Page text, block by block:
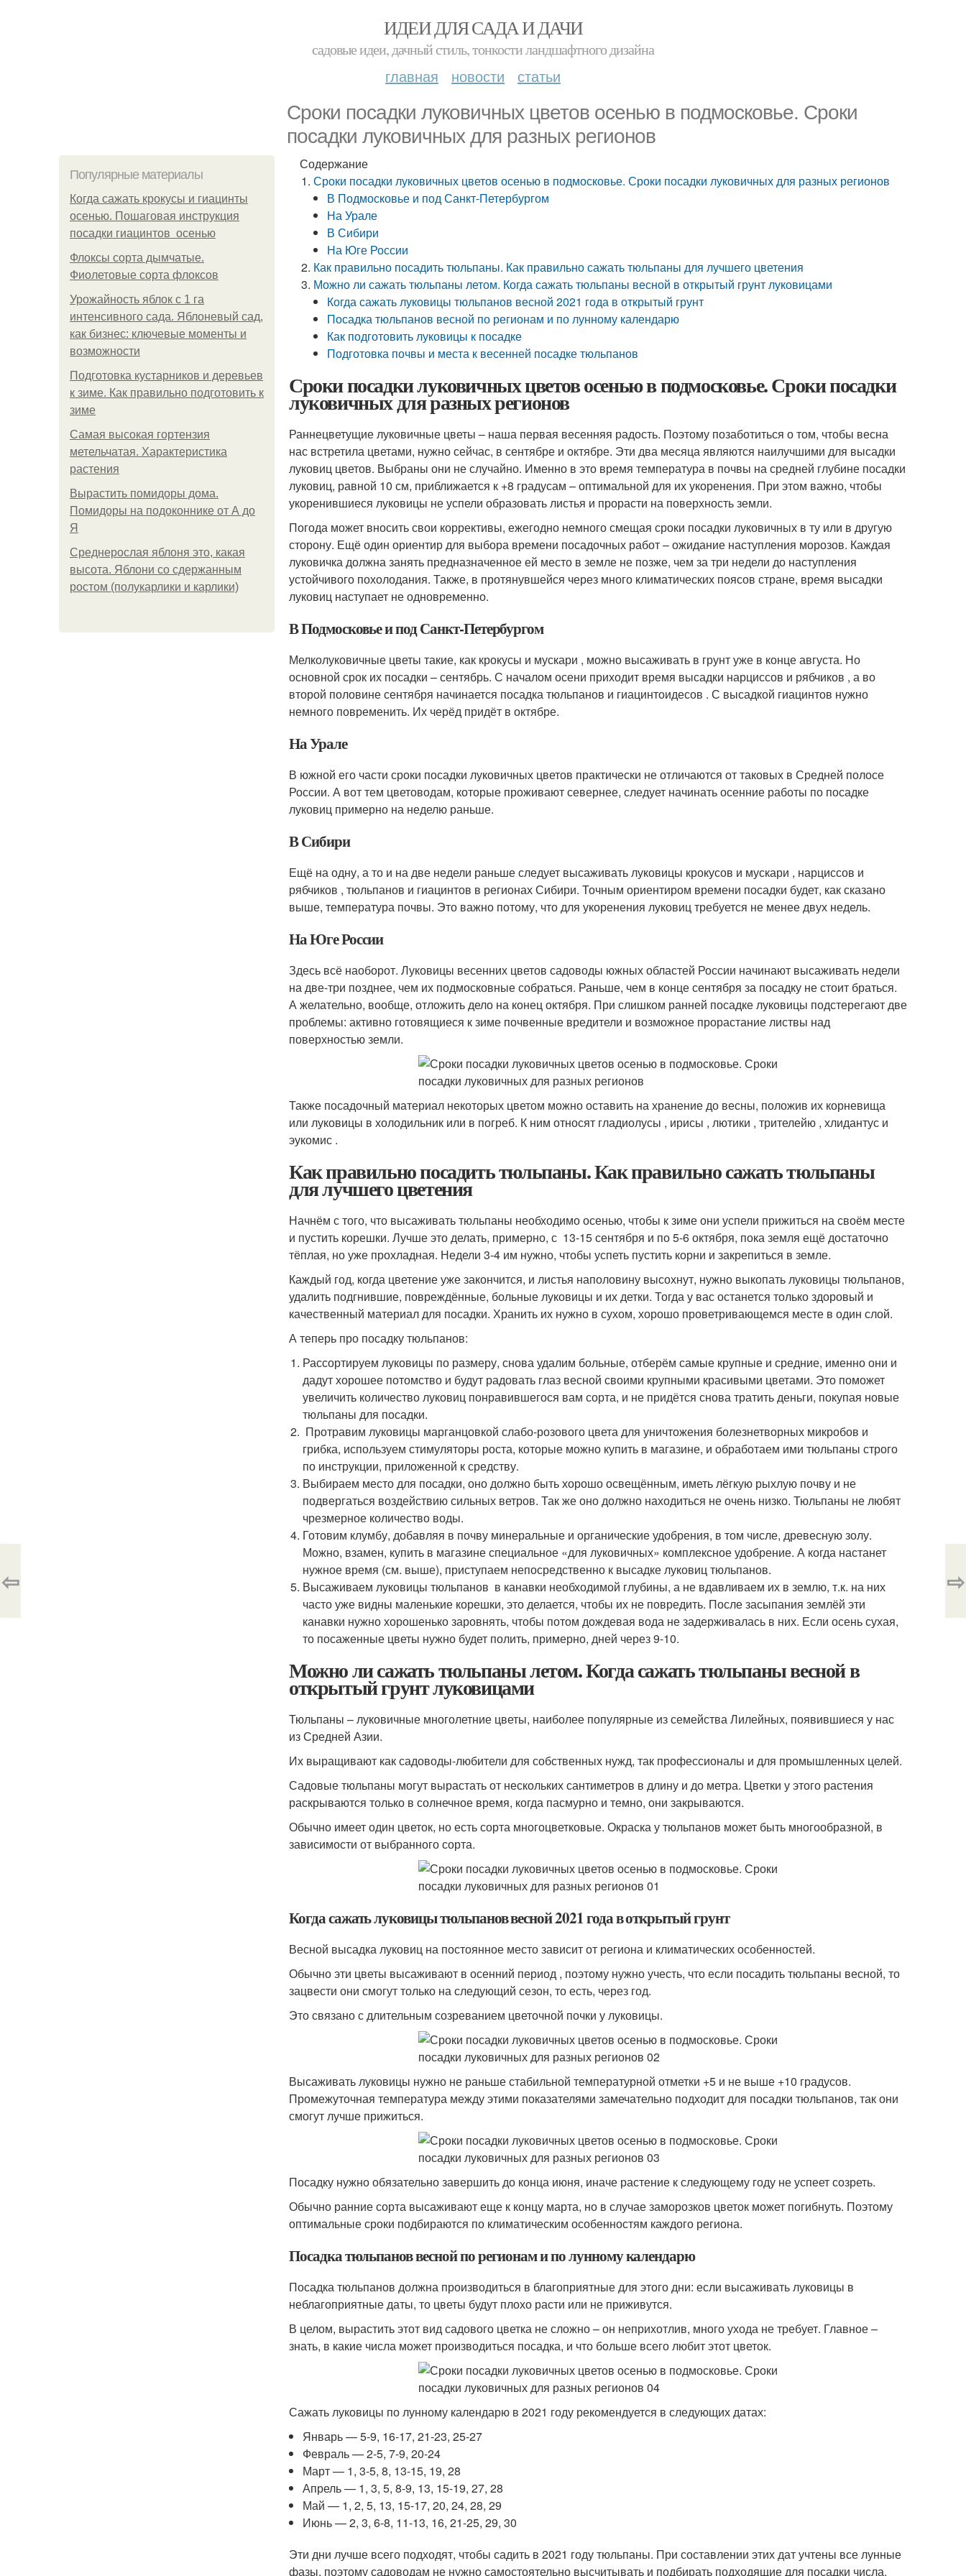
ИДЕИ ДЛЯ САДА И ДАЧИ
садовые идеи, дачный стиль, тонкости ландшафтного дизайна
главная новости статьи
Сроки посадки луковичных цветов осенью в подмосковье. Сроки
посадки луковичных для разных регионов
Популярные материалы
Когда сажать крокусы и гиацинты
осенью. Пошаговая инструкция
посадки гиацинтов осенью
Флоксы сорта дымчатые.
Фиолетовые сорта флоксов
Урожайность яблок с 1 га
интенсивного сада. Яблоневый сад,
как бизнес: ключевые моменты и
возможности
Подготовка кустарников и деревьев
к зиме. Как правильно подготовить к
зиме
Самая высокая гортензия
метельчатая. Характеристика
растения
Вырастить помидоры дома.
Помидоры на подоконнике от А до
Я
Среднерослая яблоня это, какая
высота. Яблони со сдержанным
ростом (полукарлики и карлики)
Содержание
Сроки посадки луковичных цветов осенью в подмосковье. Сроки посадки луковичных для разных регионов
В Подмосковье и под Санкт-Петербургом
На Урале
В Сибири
На Юге России
Как правильно посадить тюльпаны. Как правильно сажать тюльпаны для лучшего цветения
Можно ли сажать тюльпаны летом. Когда сажать тюльпаны весной в открытый грунт луковицами
Когда сажать луковицы тюльпанов весной 2021 года в открытый грунт
Посадка тюльпанов весной по регионам и по лунному календарю
Как подготовить луковицы к посадке
Подготовка почвы и места к весенней посадке тюльпанов
Сроки посадки луковичных цветов осенью в подмосковье. Сроки посадки
луковичных для разных регионов
Раннецветущие луковичные цветы – наша первая весенняя радость. Поэтому позаботиться о том, чтобы весна
нас встретила цветами, нужно сейчас, в сентябре и октябре. Эти два месяца являются наилучшими для высадки
луковиц цветов. Выбраны они не случайно. Именно в это время температура в почвы на средней глубине посадки
луковиц, равной 10 см, приближается к +8 градусам – оптимальной для их укоренения. При этом важно, чтобы
укоренившиеся луковицы не успели образовать листья и прорасти на поверхность земли.
Погода может вносить свои коррективы, ежегодно немного смещая сроки посадки луковичных в ту или в другую
сторону. Ещё один ориентир для выбора времени посадочных работ – ожидание наступления морозов. Каждая
луковичка должна занять предназначенное ей место в земле не позже, чем за три недели до наступления
устойчивого похолодания. Также, в протянувшейся через много климатических поясов стране, время высадки
луковиц наступает не одновременно.
В Подмосковье и под Санкт-Петербургом
Мелколуковичные цветы такие, как крокусы и мускари , можно высаживать в грунт уже в конце августа. Но
основной срок их посадки – сентябрь. С началом осени приходит время высадки нарциссов и рябчиков , а во
второй половине сентября начинается посадка тюльпанов и гиацинтоидесов . С высадкой гиацинтов нужно
немного повременить. Их черёд придёт в октябре.
На Урале
В южной его части сроки посадки луковичных цветов практически не отличаются от таковых в Средней полосе
России. А вот тем цветоводам, которые проживают севернее, следует начинать осенние работы по посадке
луковиц примерно на неделю раньше.
В Сибири
Ещё на одну, а то и на две недели раньше следует высаживать луковицы крокусов и мускари , нарциссов и
рябчиков , тюльпанов и гиацинтов в регионах Сибири. Точным ориентиром времени посадки будет, как сказано
выше, температура почвы. Это важно потому, что для укоренения луковиц требуется не менее двух недель.
На Юге России
Здесь всё наоборот. Луковицы весенних цветов садоводы южных областей России начинают высаживать недели
на две-три позднее, чем их подмосковные собраться. Раньше, чем в конце сентября за посадку не стоит браться.
А желательно, вообще, отложить дело на конец октября. При слишком ранней посадке луковицы подстерегают две
проблемы: активно готовящиеся к зиме почвенные вредители и возможное прорастание листвы над
поверхностью земли.
Также посадочный материал некоторых цветом можно оставить на хранение до весны, положив их корневища
или луковицы в холодильник или в погреб. К ним относят гладиолусы , ирисы , лютики , трителейю , хлидантус и
эукомис .
Как правильно посадить тюльпаны. Как правильно сажать тюльпаны
для лучшего цветения
Начнём с того, что высаживать тюльпаны необходимо осенью, чтобы к зиме они успели прижиться на своём месте
и пустить корешки. Лучше это делать, примерно, с 13-15 сентября и по 5-6 октября, пока земля ещё достаточно
тёплая, но уже прохладная. Недели 3-4 им нужно, чтобы успеть пустить корни и закрепиться в земле.
Каждый год, когда цветение уже закончится, и листья наполовину высохнут, нужно выкопать луковицы тюльпанов,
удалить подгнившие, повреждённые, больные луковицы и их детки. Тогда у вас останется только здоровый и
качественный материал для посадки. Хранить их нужно в сухом, хорошо проветривающемся месте в один слой.
А теперь про посадку тюльпанов:
Рассортируем луковицы по размеру, снова удалим больные, отберём самые крупные и средние, именно они и
дадут хорошее потомство и будут радовать глаз весной своими крупными красивыми цветами. Это поможет
увеличить количество луковиц понравившегося вам сорта, и не придётся снова тратить деньги, покупая новые
тюльпаны для посадки.
Протравим луковицы марганцовкой слабо-розового цвета для уничтожения болезнетворных микробов и
грибка, используем стимуляторы роста, которые можно купить в магазине, и обработаем ими тюльпаны строго
по инструкции, приложенной к средству.
Выбираем место для посадки, оно должно быть хорошо освещённым, иметь лёгкую рыхлую почву и не
подвергаться воздействию сильных ветров. Так же оно должно находиться не очень низко. Тюльпаны не любят
чрезмерное количество воды.
Готовим клумбу, добавляя в почву минеральные и органические удобрения, в том числе, древесную золу.
Можно, взамен, купить в магазине специальное «для луковичных» комплексное удобрение. А когда настанет
нужное время (см. выше), приступаем непосредственно к высадке луковиц тюльпанов.
Высаживаем луковицы тюльпанов в канавки необходимой глубины, а не вдавливаем их в землю, т.к. на них
часто уже видны маленькие корешки, это делается, чтобы их не повредить. После засыпания землёй эти
канавки нужно хорошенько заровнять, чтобы потом дождевая вода не задерживалась в них. Если осень сухая,
то посаженные цветы нужно будет полить, примерно, дней через 9-10.
Можно ли сажать тюльпаны летом. Когда сажать тюльпаны весной в
открытый грунт луковицами
Тюльпаны – луковичные многолетние цветы, наиболее популярные из семейства Лилейных, появившиеся у нас
из Средней Азии.
Их выращивают как садоводы-любители для собственных нужд, так профессионалы и для промышленных целей.
Садовые тюльпаны могут вырастать от нескольких сантиметров в длину и до метра. Цветки у этого растения
раскрываются только в солнечное время, когда пасмурно и темно, они закрываются.
Обычно имеет один цветок, но есть сорта многоцветковые. Окраска у тюльпанов может быть многообразной, в
зависимости от выбранного сорта.
Когда сажать луковицы тюльпанов весной 2021 года в открытый грунт
Весной высадка луковиц на постоянное место зависит от региона и климатических особенностей.
Обычно эти цветы высаживают в осенний период , поэтому нужно учесть, что если посадить тюльпаны весной, то
зацвести они смогут только на следующий сезон, то есть, через год.
Это связано с длительным созреванием цветочной почки у луковицы.
Высаживать луковицы нужно не раньше стабильной температурной отметки +5 и не выше +10 градусов.
Промежуточная температура между этими показателями замечательно подходит для посадки тюльпанов, так они
смогут лучше прижиться.
Посадку нужно обязательно завершить до конца июня, иначе растение к следующему году не успеет созреть.
Обычно ранние сорта высаживают еще к концу марта, но в случае заморозков цветок может погибнуть. Поэтому
оптимальные сроки подбираются по климатическим особенностям каждого региона.
Посадка тюльпанов весной по регионам и по лунному календарю
Посадка тюльпанов должна производиться в благоприятные для этого дни: если высаживать луковицы в
неблагоприятные даты, то цветы будут плохо расти или не приживутся.
В целом, вырастить этот вид садового цветка не сложно – он неприхотлив, много ухода не требует. Главное –
знать, в какие числа может производиться посадка, и что больше всего любит этот цветок.
Сажать луковицы по лунному календарю в 2021 году рекомендуется в следующих датах:
Январь — 5-9, 16-17, 21-23, 25-27
Февраль — 2-5, 7-9, 20-24
Март — 1, 3-5, 8, 13-15, 19, 28
Апрель — 1, 3, 5, 8-9, 13, 15-19, 27, 28
Май — 1, 2, 5, 13, 15-17, 20, 24, 28, 29
Июнь — 2, 3, 6-8, 11-13, 16, 21-25, 29, 30
Эти дни лучше всего подходят, чтобы садить в 2021 году тюльпаны. При составлении этих дат учтены все лунные
фазы, поэтому садоводам не нужно самостоятельно высчитывать и подбирать подходящие для посадки числа.
⇦ ⇨